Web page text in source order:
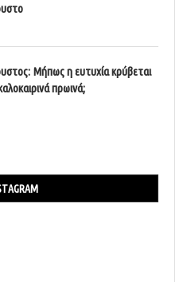
Μήπως η ευτυχία κρύβεται
πρωινά;